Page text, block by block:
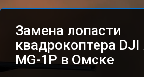
Замена лопасти
квадрокоптера DJI
MG-1P в Омске